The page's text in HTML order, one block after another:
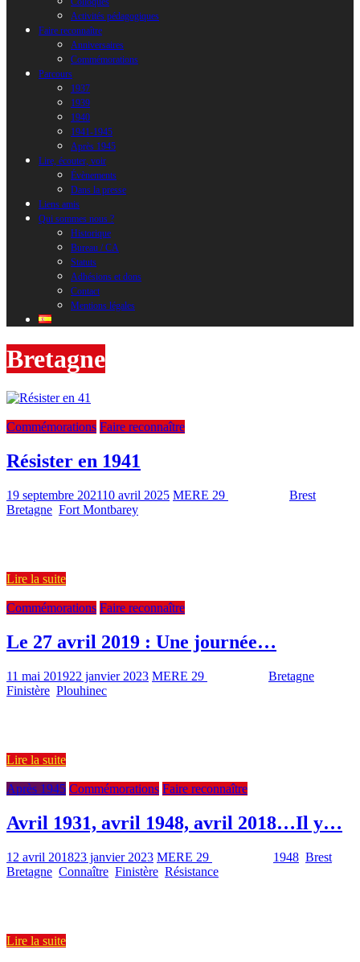
Activités pédagogiques
Faire reconnaître
Anniversaires
Commémorations
Parcours
1937
1939
1940
1941-1945
Après 1945
Lire, écouter, voir
Évènements
Dans la presse
Liens amis
Qui sommes nous ?
Historique
Bureau / CA
Statuts
Adhésions et dons
Contact
Mentions légales
Bretagne
Commémorations Faire reconnaître
Résister en 1941
19 septembre 202110 avril 2025 MERE 29 Brest
Bretagne Fort Montbarey
Lire la suite
Commémorations Faire reconnaître
Le 27 avril 2019 : Une journée…
11 mai 201922 janvier 2023 MERE 29 Bretagne
Finistère Plouhinec
Lire la suite
Après 1945 Commémorations Faire reconnaître
Avril 1931, avril 1948, avril 2018…Il y…
12 avril 201823 janvier 2023 MERE 29 1948 Brest
Bretagne Connaître Finistère Résistance
Lire la suite